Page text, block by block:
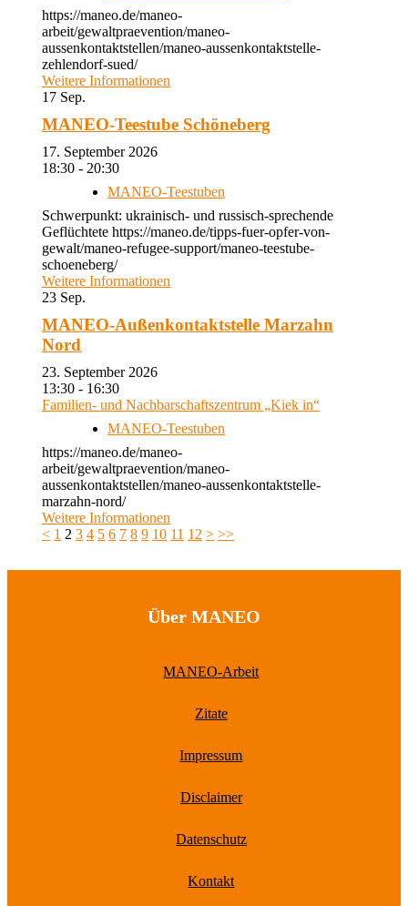
https://maneo.de/maneo-
arbeit/gewaltpraevention/maneo-
aussenkontaktstellen/maneo-aussenkontaktstelle-
zehlendorf-sued/
Weitere Informationen
17 Sep.
MANEO-Teestube Schöneberg
17. September 2026
18:30 - 20:30
MANEO-Teestuben
Schwerpunkt: ukrainisch- und russisch-sprechende
Geflüchtete https://maneo.de/tipps-fuer-opfer-von-
gewalt/maneo-refugee-support/maneo-teestube-
schoeneberg/
Weitere Informationen
23 Sep.
MANEO-Außenkontaktstelle Marzahn
Nord
23. September 2026
13:30 - 16:30
Familien- und Nachbarschaftszentrum „Kiek in“
MANEO-Teestuben
https://maneo.de/maneo-
arbeit/gewaltpraevention/maneo-
aussenkontaktstellen/maneo-aussenkontaktstelle-
marzahn-nord/
Weitere Informationen
< 1 2 3 4 5 6 7 8 9 10 11 12 > >>
Über MANEO
MANEO-Arbeit
Zitate
Impressum
Disclaimer
Datenschutz
Kontakt